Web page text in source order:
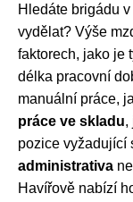
Hledáte brigádu
vydělat? Výše
faktorech, jako je
délka pracovní
manuální práce,
práce ve skladu,
pozice vyžadující
administrativa
Havířově nabízí